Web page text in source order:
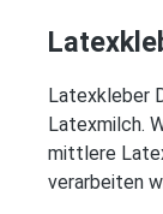
Latexkleber
Latexmilch.
mittlere
verarbeiten